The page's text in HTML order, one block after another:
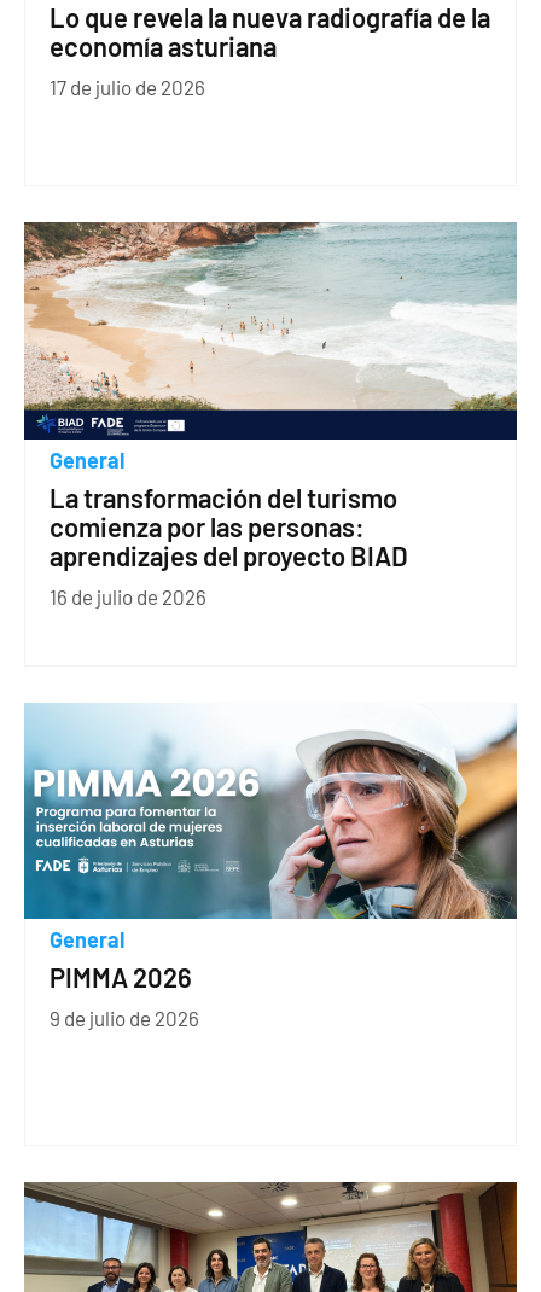
Lo que revela la nueva radiografía de la
economía asturiana
17 de julio de 2026
General
La transformación del turismo
comienza por las personas:
aprendizajes del proyecto BIAD
16 de julio de 2026
General
PIMMA 2026
9 de julio de 2026